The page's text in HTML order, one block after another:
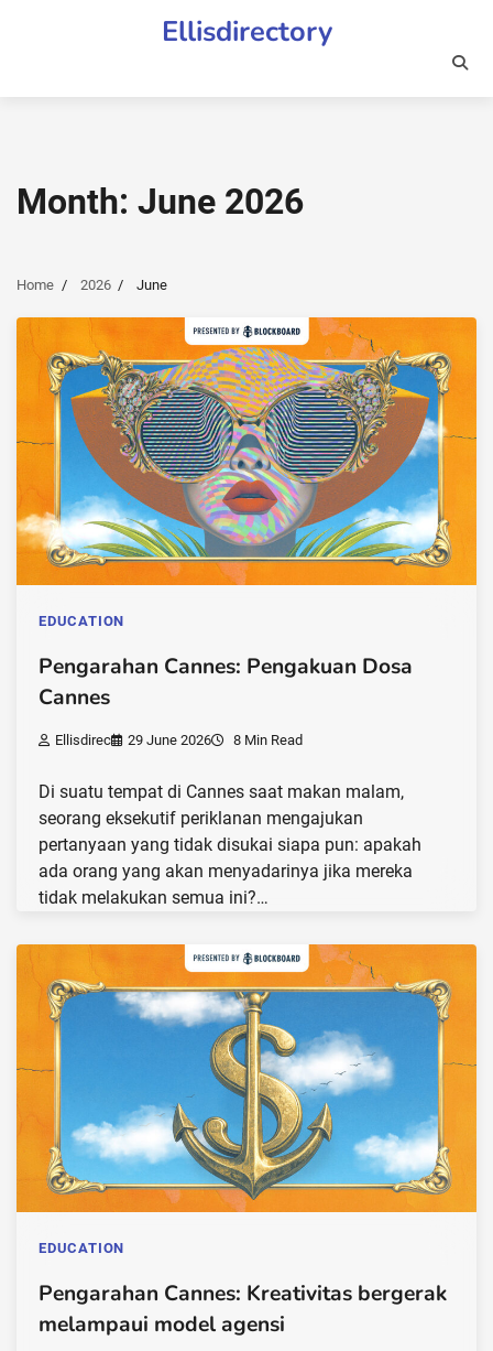
Ellisdirectory
Month: June 2026
Home 2026 June
EDUCATION
Pengarahan Cannes: Pengakuan Dosa
Cannes
Ellisdirec 29 June 2026 8 Min Read
Di suatu tempat di Cannes saat makan malam,
seorang eksekutif periklanan mengajukan
pertanyaan yang tidak disukai siapa pun: apakah
ada orang yang akan menyadarinya jika mereka
tidak melakukan semua ini?…
EDUCATION
Pengarahan Cannes: Kreativitas bergerak
melampaui model agensi